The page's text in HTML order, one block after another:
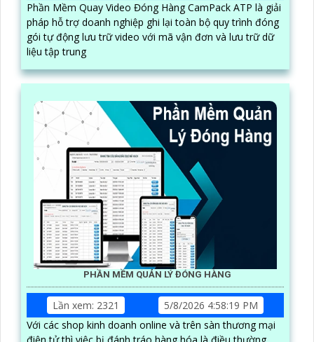
Phần Mềm Quay Video Đóng Hàng CamPack ATP là giải
pháp hỗ trợ doanh nghiệp ghi lại toàn bộ quy trình đóng
gói tự động lưu trữ video với mã vận đơn và lưu trữ dữ
liệu tập trung
PHẦN MỀM QUẢN LÝ ĐÓNG HÀNG
Lần xem: 2321
5/8/2026 4:58:19 PM
Với các shop kinh doanh online và trên sàn thương mại